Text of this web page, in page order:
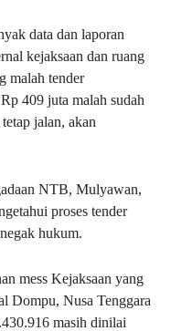
data dan laporan
kejaksaan dan ruang
malah tender
409 juta malah sudah
jalan, akan
NTB, Mulyawan,
proses tender
hukum.
mess Kejaksaan yang
Dompu, Nusa Tenggara
masih dinilai